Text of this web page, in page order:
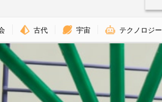
古代 宇宙 テクノロジー